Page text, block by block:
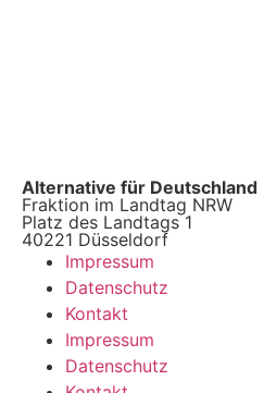
Alternative für Deutschland
Fraktion im Landtag NRW
Platz des Landtags 1
40221 Düsseldorf
Impressum
Datenschutz
Kontakt
Impressum
Datenschutz